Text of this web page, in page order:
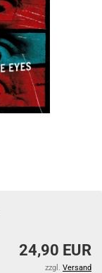
24,90 EUR
zzgl. Versand